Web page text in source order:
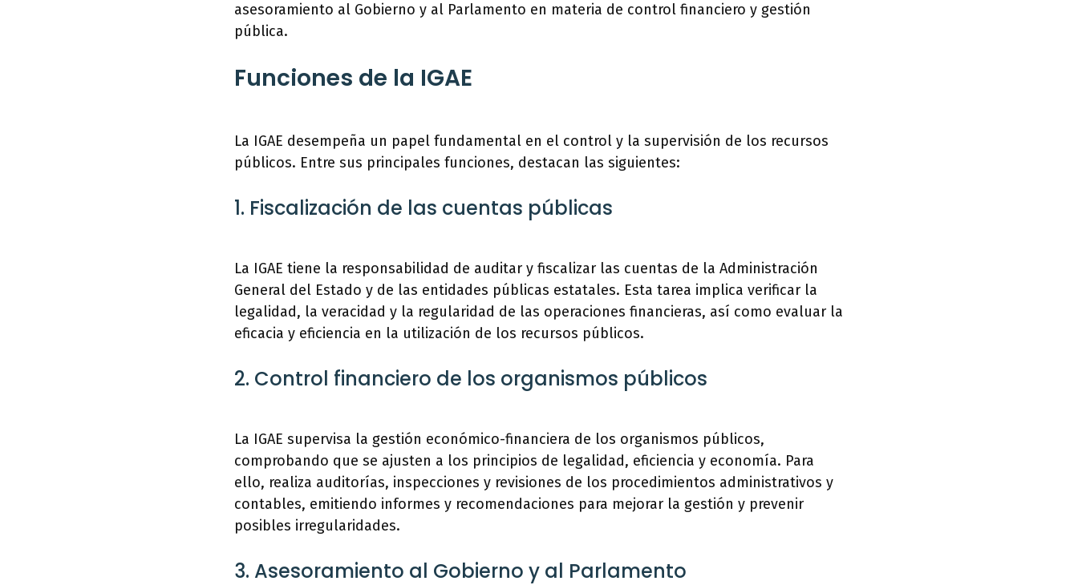
asesoramiento al Gobierno y al Parlamento en materia de control financiero y gestión
pública.
Funciones de la IGAE
La IGAE desempeña un papel fundamental en el control y la supervisión de los recursos
públicos. Entre sus principales funciones, destacan las siguientes:
1. Fiscalización de las cuentas públicas
La IGAE tiene la responsabilidad de auditar y fiscalizar las cuentas de la Administración
General del Estado y de las entidades públicas estatales. Esta tarea implica verificar la
legalidad, la veracidad y la regularidad de las operaciones financieras, así como evaluar la
eficacia y eficiencia en la utilización de los recursos públicos.
2. Control financiero de los organismos públicos
La IGAE supervisa la gestión económico-financiera de los organismos públicos,
comprobando que se ajusten a los principios de legalidad, eficiencia y economía. Para
ello, realiza auditorías, inspecciones y revisiones de los procedimientos administrativos y
contables, emitiendo informes y recomendaciones para mejorar la gestión y prevenir
posibles irregularidades.
3. Asesoramiento al Gobierno y al Parlamento